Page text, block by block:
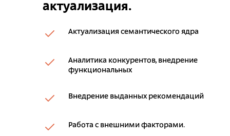
актуализация.
Актуализация семантического ядра
Аналитика конкурентов, внедрение
функциональных
Внедрение выданных рекомендаций
Работа с внешними факторами.